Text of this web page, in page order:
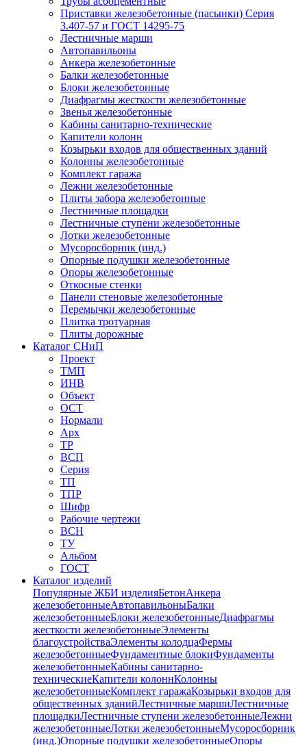
Приставки железобетонные (пасынки) Серия
3.407-57 и ГОСТ 14295-75
Лестничные марши
Автопавильоны
Анкера железобетонные
Балки железобетонные
Блоки железобетонные
Диафрагмы жесткости железобетонные
Звенья железобетонные
Кабины санитарно-технические
Капители колонн
Козырьки входов для общественных зданий
Колонны железобетонные
Комплект гаража
Лежни железобетонные
Плиты забора железобетонные
Лестничные площадки
Лестничные ступени железобетонные
Лотки железобетонные
Мусоросборник (инд.)
Опорные подушки железобетонные
Опоры железобетонные
Откосные стенки
Панели стеновые железобетонные
Перемычки железобетонные
Плитка тротуарная
Плиты дорожные
Каталог СНиП
Проект
ТМП
ИНВ
Объект
ОСТ
Нормали
Арх
ТР
ВСП
Серия
ТП
ТПР
Шифр
Рабочие чертежи
ВСН
ТУ
Альбом
ГОСТ
Каталог изделий
Популярные ЖБИ изделияБетонАнкера
железобетонныеАвтопавильоныБалки
железобетонныеБлоки железобетонныеДиафрагмы
жесткости железобетонныеЭлементы
благоустройстваЭлементы колодцаФермы
железобетонныеФундаментные блокиФундаменты
железобетонныеКабины санитарно-
техническиеКапители колоннКолонны
железобетонныеКомплект гаражаКозырьки входов для
общественных зданийЛестничные маршиЛестничные
площадкиЛестничные ступени железобетонныеЛежни
железобетонныеЛотки железобетонныеМусоросборник
(инд.)Опорные подушки железобетонныеОпоры